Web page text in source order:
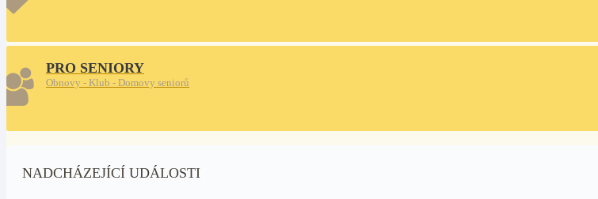
PRO SENIORY
Obnovy - Klub - Domovy seniorů
NADCHÁZEJÍCÍ UDÁLOSTI